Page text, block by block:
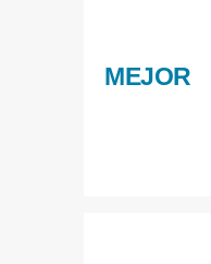
MEJOR